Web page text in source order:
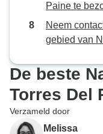
Paine te
Neem
gebied van
De beste
Torres Del
Verzameld door
Melissa